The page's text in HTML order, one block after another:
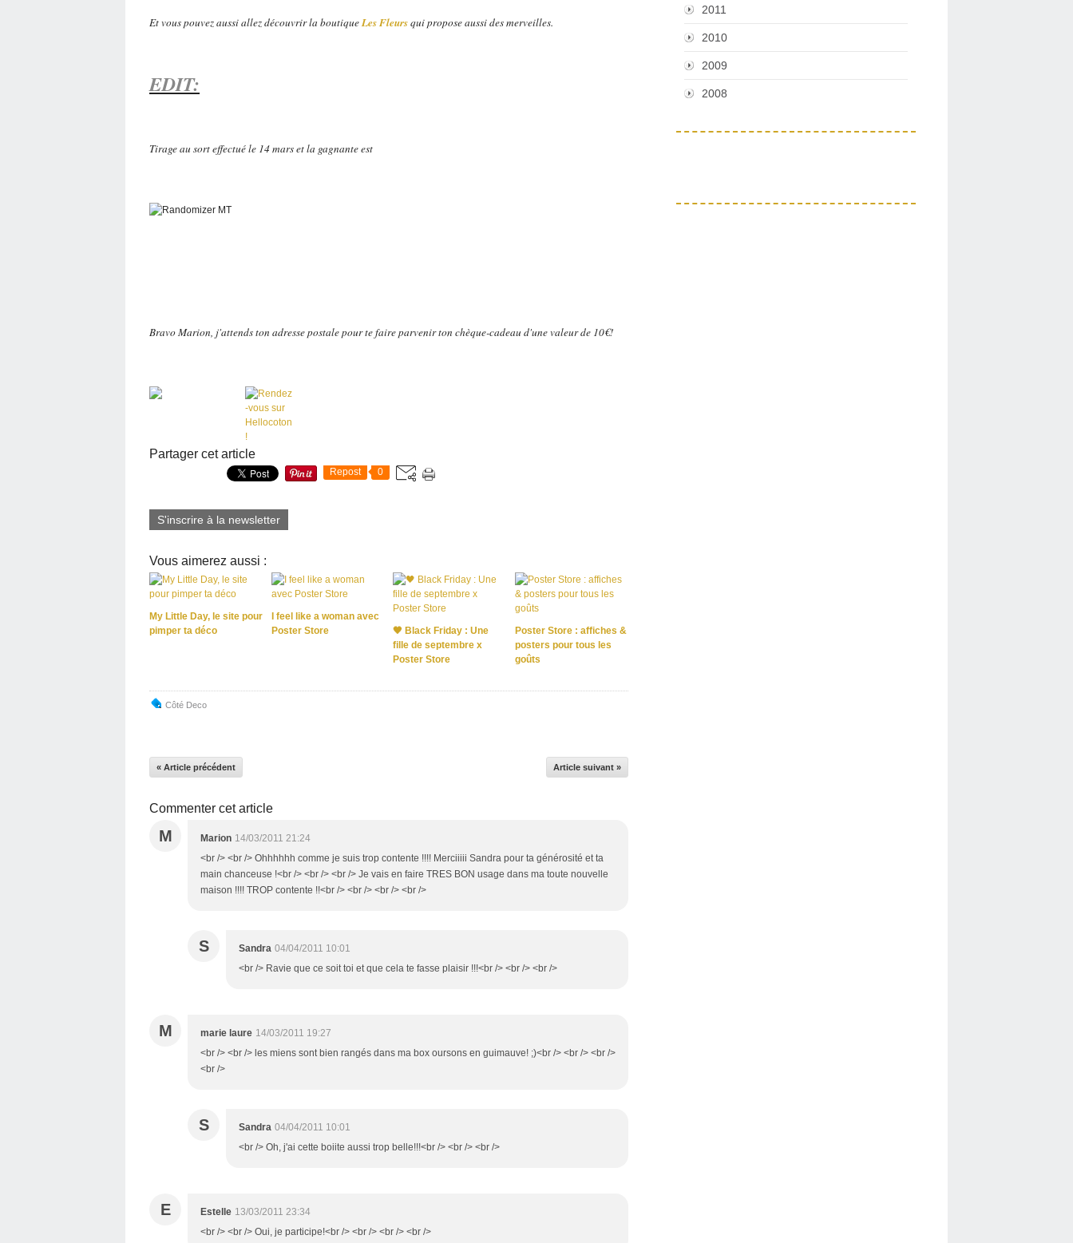
Et vous pouvez aussi allez découvrir la boutiqueLes Fleursqui propose aussi des merveilles.
EDIT:
Tirage au sort effectué le 14 mars et la gagnante est
Bravo Marion, j'attends ton adresse postale pour te faire parvenir ton chèque-cadeau d'une valeur de 10€!
Partager cet article
Repost 0
S'inscrire à la newsletter
Vous aimerez aussi :
My Little Day, le site pour
pimper ta déco
I feel like a woman avec
Poster Store
🖤 Black Friday : Une
fille de septembre x
Poster Store
Poster Store : affiches &
posters pour tous les
goûts
Côté Deco
« Article précédent Article suivant »
Commenter cet article
M Marion 14/03/2011 21:24
<br /> <br /> Ohhhhhh comme je suis trop contente !!!! Merciiiii Sandra pour ta générosité et ta
main chanceuse !<br /> <br /> <br /> Je vais en faire TRES BON usage dans ma toute nouvelle
maison !!!! TROP contente !!<br /> <br /> <br /> <br />
S Sandra 04/04/2011 10:01
<br /> Ravie que ce soit toi et que cela te fasse plaisir !!!<br /> <br /> <br />
M marie laure 14/03/2011 19:27
<br /> <br /> les miens sont bien rangés dans ma box oursons en guimauve! ;)<br /> <br /> <br />
<br />
S Sandra 04/04/2011 10:01
<br /> Oh, j'ai cette boiite aussi trop belle!!!<br /> <br /> <br />
E Estelle 13/03/2011 23:34
<br /> <br /> Oui, je participe!<br /> <br /> <br /> <br />
2011
2010
2009
2008